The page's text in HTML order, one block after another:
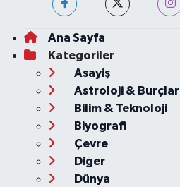
Ana Sayfa
Kategoriler
Asayiş
Astroloji & Burçlar
Bilim & Teknoloji
Biyografi
Çevre
Diğer
Dünya